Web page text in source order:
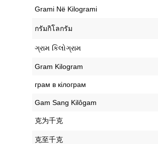
‎Grami Në Kilogrami
‎กรัมกิโลกรัม
‎ગ્રામ કિલોગ્રામ
‎Gram Kilogram
‎грам в кілограм
‎Gam Sang Kilôgam
‎克为千克
‎克至千克